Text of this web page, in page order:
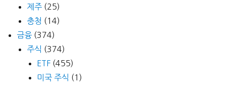
제주 (25)
충청 (14)
금융 (374)
주식 (374)
ETF (455)
미국 주식 (1)